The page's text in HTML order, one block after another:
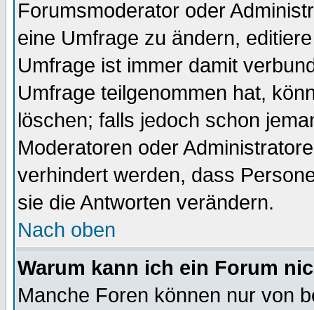
Forumsmoderator oder
eine Umfrage zu ändern,
Umfrage ist immer damit
Umfrage teilgenommen hat,
löschen; falls jedoch schon
Moderatoren oder
verhindert werden, dass
sie die Antworten verändern.
Nach oben
Warum kann ich ein Forum
Manche Foren können nur von